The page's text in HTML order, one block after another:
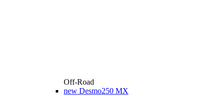
Off-Road
new Desmo250 MX